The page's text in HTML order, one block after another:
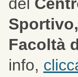
del
Facoltà
info,